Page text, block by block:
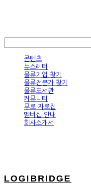
콘텐츠
뉴스레터
물류기업 찾기
물류전문가 찾기
물류도서관
커뮤니티
무료 자료집
멤버십 안내
회사소개서
LOGIBRIDGE